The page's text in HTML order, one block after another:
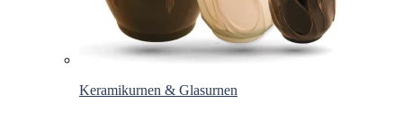
Keramikurnen & Glasurnen